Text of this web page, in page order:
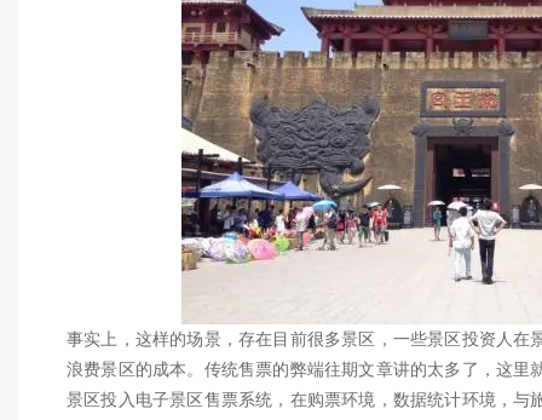
事实上，这样的场景，存在目前很多景区，一些景区投资人在
浪费景区的成本。传统售票的弊端往期文章讲的太多了，这里
景区投入电子景区售票系统，在购票环境，数据统计环境，与